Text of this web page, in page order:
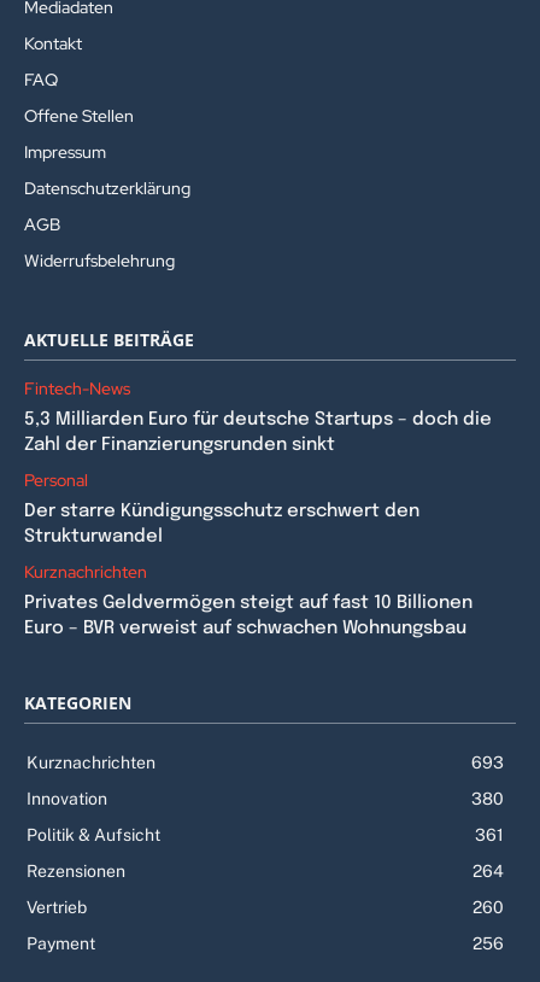
Mediadaten
Kontakt
FAQ
Offene Stellen
Impressum
Datenschutzerklärung
AGB
Widerrufsbelehrung
AKTUELLE BEITRÄGE
Fintech-News
5,3 Milliarden Euro für deutsche Startups – doch die
Zahl der Finanzierungsrunden sinkt
Personal
Der starre Kündigungsschutz erschwert den
Strukturwandel
Kurznachrichten
Privates Geldvermögen steigt auf fast 10 Billionen
Euro – BVR verweist auf schwachen Wohnungsbau
KATEGORIEN
Kurznachrichten
693
Innovation
380
Politik & Aufsicht
361
Rezensionen
264
Vertrieb
260
Payment
256